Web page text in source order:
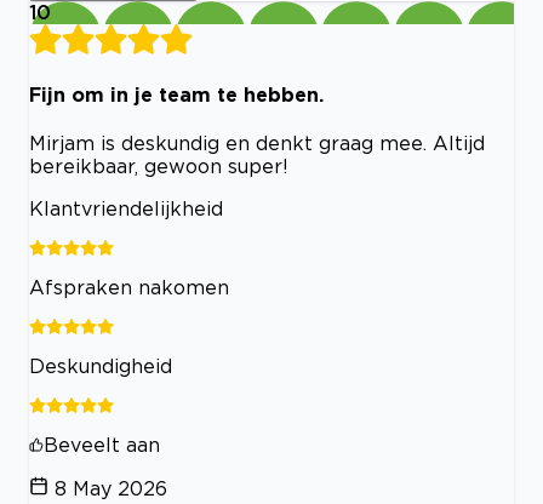
10
Fijn om in je team te hebben.
Mirjam is deskundig en denkt graag mee. Altijd
bereikbaar, gewoon super!
Klantvriendelijkheid
Afspraken nakomen
Deskundigheid
Beveelt aan
8 May 2026